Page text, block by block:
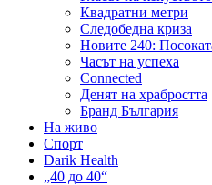
Квадратни метри
Следобедна криза
Новите 240:
Часът на успеха
Connected
Денят на храбростта
Бранд България
На живо
Спорт
Darik Health
„40 до 40“